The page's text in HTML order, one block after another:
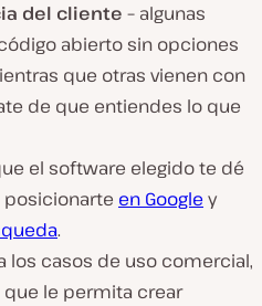
del cliente – algunas
abierto sin opciones
que otras vienen con
de que entiendes lo que
el software elegido te dé
posicionarte en Google y
.
los casos de uso comercial,
que le permita crear